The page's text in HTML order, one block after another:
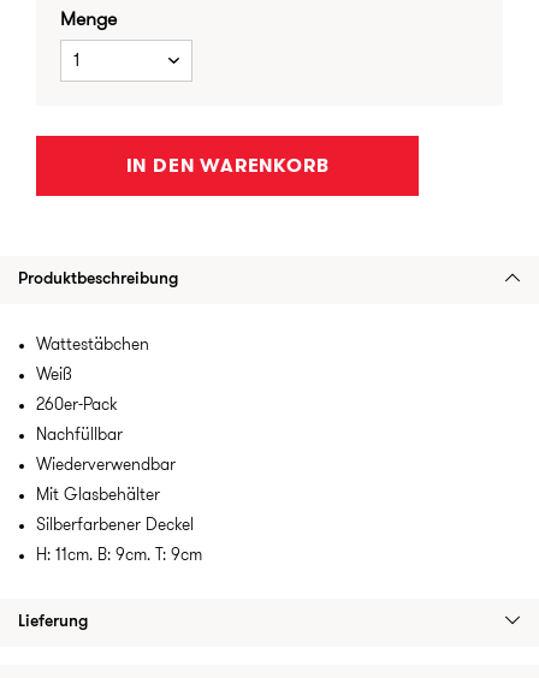
Menge
1
IN DEN WARENKORB
Produktbeschreibung
Wattestäbchen
Weiß
260er-Pack
Nachfüllbar
Wiederverwendbar
Mit Glasbehälter
Silberfarbener Deckel
H: 11cm. B: 9cm. T: 9cm
Lieferung